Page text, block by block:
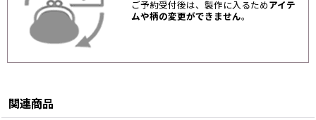
ご予約受付後は、製作に入るため アイテ
ムや柄の変更ができません。
関連商品